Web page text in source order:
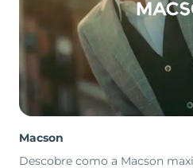
Macson
Descobre como a Macson